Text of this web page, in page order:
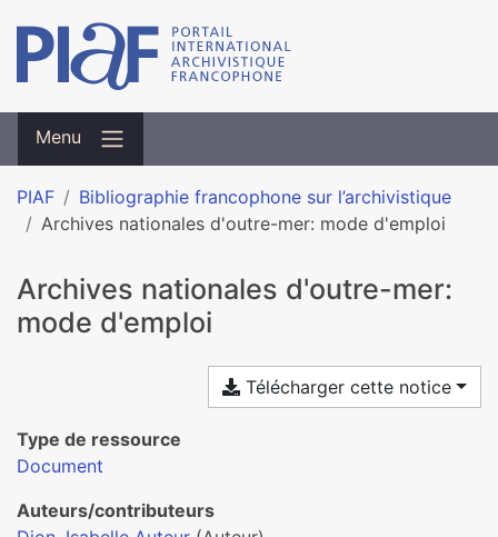
Menu
PIAF
Bibliographie francophone sur l’archivistique
Archives nationales d'outre-mer: mode d'emploi
Archives nationales d'outre-mer:
mode d'emploi
Télécharger cette notice
Type de ressource
Document
Auteurs/contributeurs